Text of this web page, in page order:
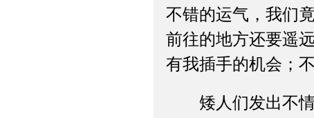
不错的运气，我们
前往的地方还要遥
有我插手的机会；
矮人们发出不情